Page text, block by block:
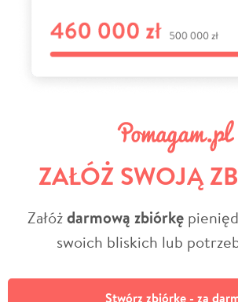
ZAŁÓŻ SWOJĄ
Załóżdarmową zbiórkę
swoich bliskich lub
Stwórz zbiórkę - za